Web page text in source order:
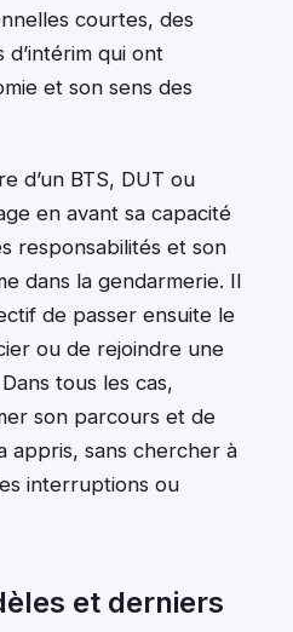
courtes, des
d’intérim qui ont
et son sens des
d’un BTS, DUT ou
en avant sa capacité
responsabilités et son
dans la gendarmerie. Il
de passer ensuite le
ou de rejoindre une
tous les cas,
son parcours et de
appris, sans chercher à
interruptions ou
et derniers